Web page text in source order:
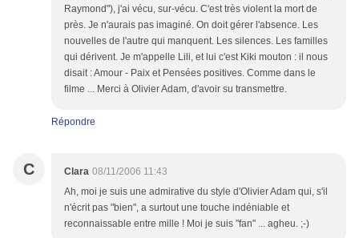
Raymond"), j'ai vécu, sur-vécu. C'est très violent la mort de
près. Je n'aurais pas imaginé. On doit gérer l'absence. Les
nouvelles de l'autre qui manquent. Les silences. Les familles
qui dérivent. Je m'appelle Lili, et lui c'est Kiki mouton : il nous
disait : Amour - Paix et Pensées positives. Comme dans le
filme ... Merci à Olivier Adam, d'avoir su transmettre.
Répondre
C Clara 08/11/2006 11:43
Ah, moi je suis une admirative du style d'Olivier Adam qui, s'il
n'écrit pas "bien", a surtout une touche indéniable et
reconnaissable entre mille ! Moi je suis "fan" ... agheu. ;-)